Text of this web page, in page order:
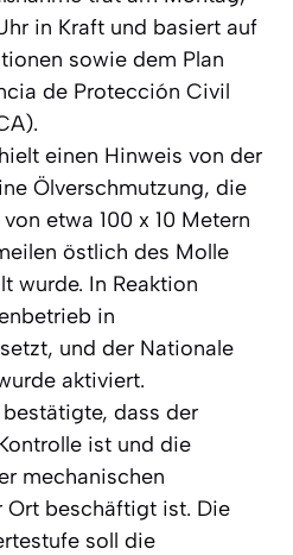
in Kraft und basiert auf
sowie dem Plan
de Protección Civil
einen Hinweis von der
Ölverschmutzung, die
etwa 100 x 10 Metern
östlich des Molle
wurde. In Reaktion
in
und der Nationale
aktiviert.
dass der
ist und die
mechanischen
Ort beschäftigt ist. Die
soll die